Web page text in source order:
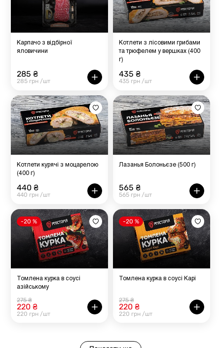
Карпачо з відбірної
яловичини
285 ₴
285 грн /шт
Котлети з лісовими грибами
та трюфелем у вершках (400
г)
435 ₴
435 грн /шт
Котлети курячі з моцарелою
(400 г)
440 ₴
440 грн /шт
Лазанья Болоньєзе (500 г)
565 ₴
565 грн /шт
-20 %
Томлена курка в соусі
азійському
275 ₴
220 ₴
220 грн /шт
-20 %
Томлена курка в соусі Карі
275 ₴
220 ₴
220 грн /шт